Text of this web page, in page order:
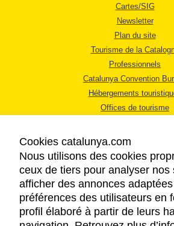
Cartes/SIG
Newsletter
Plan du site
Tourisme de la
Professionnels
Catalunya Convention
Hébergements
Offices de tourisme
MENTIONS LÉGALES
RÈGLES DE
COOKIES
Cookies catalunya.com
Nous utilisons des cookies
ceux de tiers pour analyser nos
afficher des annonces
préférences des utilisateurs en
profil élaboré à partir de leurs